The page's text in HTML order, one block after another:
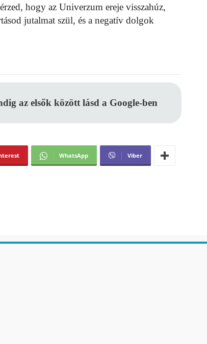
hogy az Univerzum ereje visszahúz,
jutalmat szül, és a negatív dolgok
az elsők között lásd a Google-ben
WhatsApp Viber